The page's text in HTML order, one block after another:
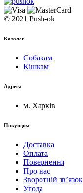
© 2021 Push-ok
Каталог
Собакам
Кішкам
Адреса
м. Харків
Покупцям
Доставка
Оплата
Повернення
Про нас
Зворотній зв’язок
Угода